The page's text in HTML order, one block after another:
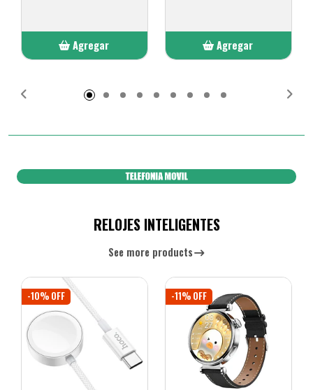
Agregar
Agregar
RELOJES INTELIGENTES
See more products
-10% OFF -11% OFF